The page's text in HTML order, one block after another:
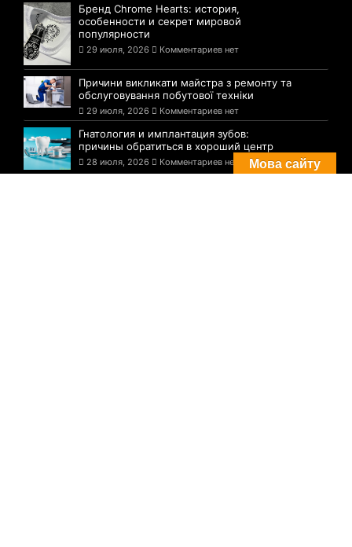
Бренд Chrome Hearts: история,
особенности и секрет мировой
популярности
29 июля, 2026 Комментариев нет
Причини викликати майстра з ремонту та
обслуговування побутової техніки
29 июля, 2026 Комментариев нет
Гнатология и имплантация зубов:
причины обратиться в хороший центр
28 июля, 2026 Комментариев нет Мова сайту